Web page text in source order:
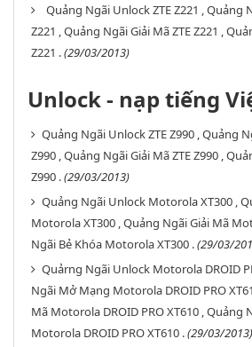
Quảng Ngãi Unlock ZTE Z221 , Quảng
Z221 , Quảng Ngãi Giải Mã ZTE Z221 ,
Z221 .(29/03/2013)
Unlock - nạp tiếng
Quảng Ngãi Unlock ZTE Z990 , Quảng
Z990 , Quảng Ngãi Giải Mã ZTE Z990 ,
Z990 .(29/03/2013)
Quảng Ngãi Unlock Motorola XT300 ,
Motorola XT300 , Quảng Ngãi Giải Mã
Ngãi Bẻ Khóa Motorola XT300 .(29/03/
Quảrng Ngãi Unlock Motorola DROID
Ngãi Mở Mạng Motorola DROID PRO
Mã Motorola DROID PRO XT610 , Quảng
Motorola DROID PRO XT610 .(29/03/2013)